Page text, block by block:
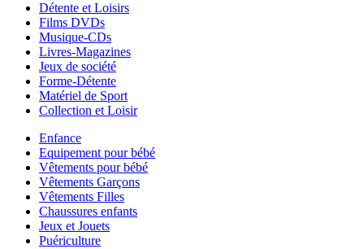
Détente et Loisirs
Films DVDs
Musique-CDs
Livres-Magazines
Jeux de société
Forme-Détente
Matériel de Sport
Collection et Loisir
Enfance
Equipement pour bébé
Vêtements pour bébé
Vêtements Garçons
Vêtements Filles
Chaussures enfants
Jeux et Jouets
Puériculture